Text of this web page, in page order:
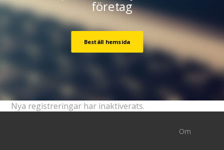
företag
Beställ hemsida
Nya registreringar har inaktiverats.
Om